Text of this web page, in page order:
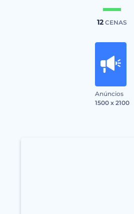
12 CENAS
Anúncios
1500 x 2100